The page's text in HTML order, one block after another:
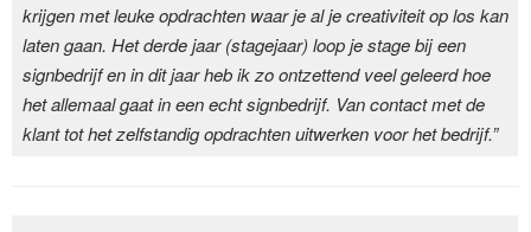
krijgen met leuke opdrachten waar je al je creativiteit op los kan
laten gaan. Het derde jaar (stagejaar) loop je stage bij een
signbedrijf en in dit jaar heb ik zo ontzettend veel geleerd hoe
het allemaal gaat in een echt signbedrijf. Van contact met de
klant tot het zelfstandig opdrachten uitwerken voor het bedrijf.”